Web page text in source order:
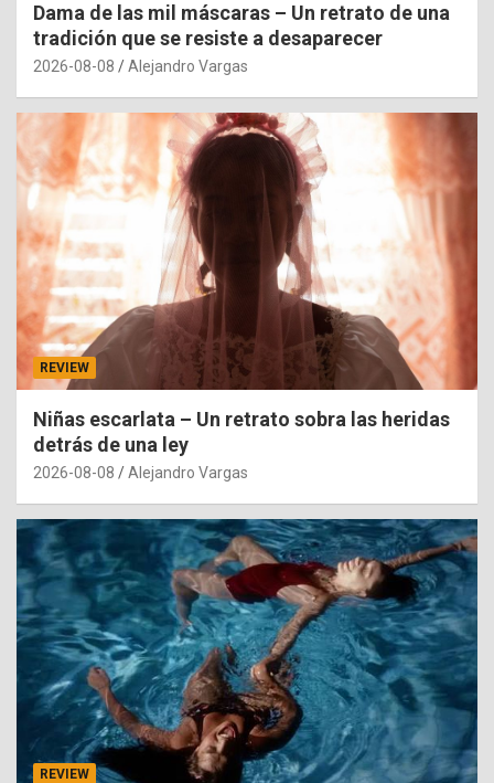
Dama de las mil máscaras – Un retrato de una
tradición que se resiste a desaparecer
2026-08-08 Alejandro Vargas
REVIEW
Niñas escarlata – Un retrato sobra las heridas
detrás de una ley
2026-08-08 Alejandro Vargas
REVIEW